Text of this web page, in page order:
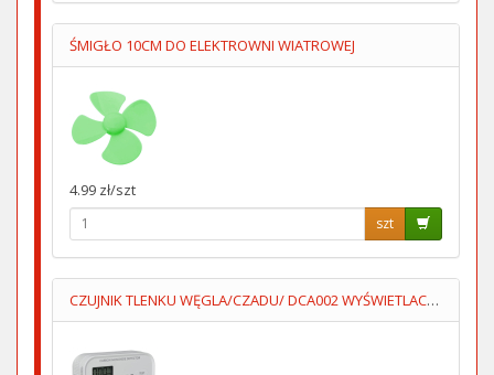
ŚMIGŁO 10CM DO ELEKTROWNI WIATROWEJ
4.99 zł/szt
szt
CZUJNIK TLENKU WĘGLA/CZADU/ DCA002 WYŚWIETLACZ 3XAA LUMIO